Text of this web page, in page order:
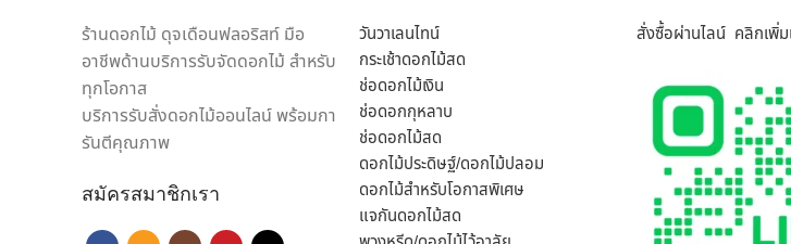
เราพร้อมรังสรรค์สินค้าตามความต้องการของคุณ โดยลูกค้าสามารถเลือกสั่งดอกไม้และรูปแบบการจัดดอกไ
ของขวัญ ประเภทดอกไม้ เพื่อสร้างความประทับใจให้กับผู้รับมากที่สุด ไม่ว่าจะเป็นโอกาสพิเศษ งานเทศกา
“ดุจเดือน ฟลอริสท์” เท่านั้น เราไม่ทำให้คุณผิดหวังแน่นอน
ร้านดอกไม้ ดุจเดือนฟลอริสท์ มือ
อาชีพด้านบริการรับจัดดอกไม้ สำหรับ
ทุกโอกาส
บริการรับสั่งดอกไม้ออนไลน์ พร้อมกา
รันตีคุณภาพ
สมัครสมาชิกเรา
วันวาเลนไทน์
กระเช้าดอกไม้สด
ช่อดอกไม้เงิน
ช่อดอกกุหลาบ
ช่อดอกไม้สด
ดอกไม้ประดิษฐ์/ดอกไม้ปลอม
ดอกไม้สำหรับโอกาสพิเศษ
แจกันดอกไม้สด
สั่งซื้อผ่านไลน์ คลิกเพิ่ม